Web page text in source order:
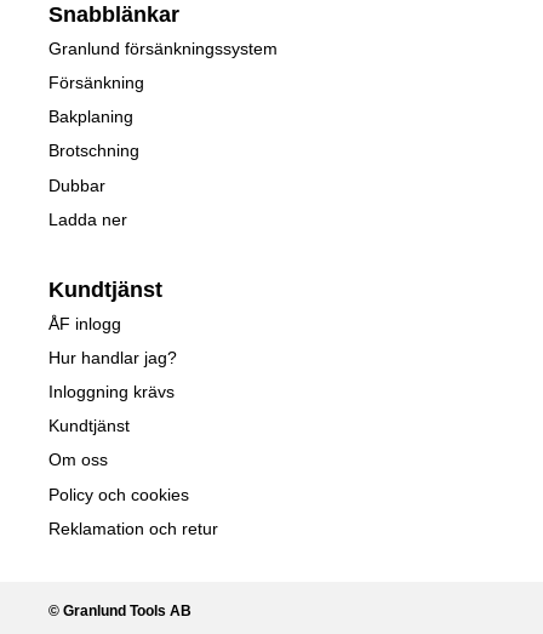
Snabblänkar
Granlund försänkningssystem
Försänkning
Bakplaning
Brotschning
Dubbar
Ladda ner
Kundtjänst
ÅF inlogg
Hur handlar jag?
Inloggning krävs
Kundtjänst
Om oss
Policy och cookies
Reklamation och retur
© Granlund Tools AB